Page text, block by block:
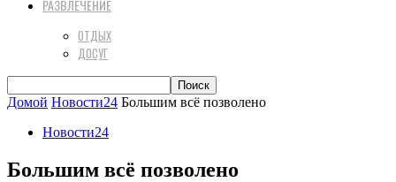
РАЗВЛЕЧЕНИЕ
ОТДЫХ
ДОСУГ
Домой Новости24 Большим всё позволено
Новости24
Большим всё позволено